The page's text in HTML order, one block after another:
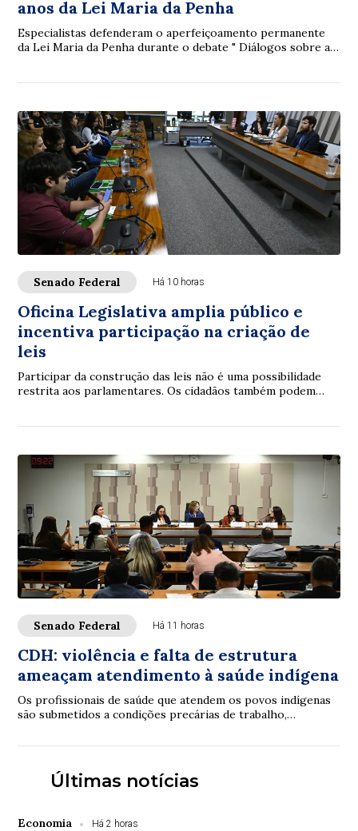
anos da Lei Maria da Penha
Especialistas defenderam o aperfeiçoamento permanente
da Lei Maria da Penha durante o debate " Diálogos sobre a
Senado Federal Há 10 horas
Oficina Legislativa amplia público e
incentiva participação na criação de
leis
Participar da construção das leis não é uma possibilidade
restrita aos parlamentares. Os cidadãos também podem
Senado Federal Há 11 horas
CDH: violência e falta de estrutura
ameaçam atendimento à saúde indígena
Os profissionais de saúde que atendem os povos indígenas
são submetidos a condições precárias de trabalho,
Últimas notícias
Economia Há 2 horas